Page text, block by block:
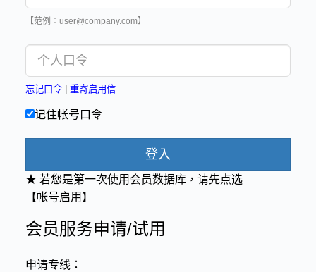
【范例：user@company.com】
忘记口令 重寄启用信
记住帐号口令
登入
★ 若您是第一次使用会员数据库，请先点选
【帐号启用】
会员服务申请/试用
申请专线：